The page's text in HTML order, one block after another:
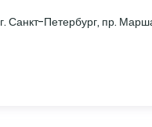
г. Санкт-Петербург, пр.